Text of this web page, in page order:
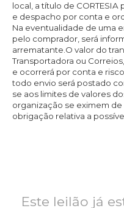
local, a título de
e despacho por conta e
Na eventualidade de uma
pelo comprador, será
arrematante.O valor do
Transportadora ou
e ocorrerá por conta e
todo envio será postado
se aos limites de valores
organização se eximem
obrigação relativa a
Este leilão já